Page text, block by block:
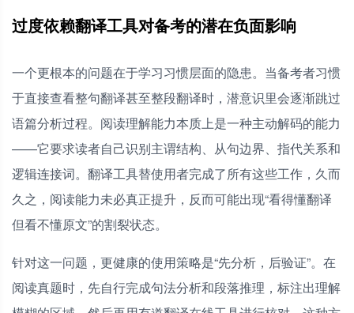
过度依赖翻译工具对备考的潜在负面影响
一个更根本的问题在于学习习惯层面的隐患。当备考者习惯
于直接查看整句翻译甚至整段翻译时，潜意识里会逐渐跳过
语篇分析过程。阅读理解能力本质上是一种主动解码的能力
——它要求读者自己识别主谓结构、从句边界、指代关系和
逻辑连接词。翻译工具替使用者完成了所有这些工作，久而
久之，阅读能力未必真正提升，反而可能出现“看得懂翻译
但看不懂原文”的割裂状态。
针对这一问题，更健康的使用策略是“先分析，后验证”。在
阅读真题时，先自行完成句法分析和段落推理，标注出理解